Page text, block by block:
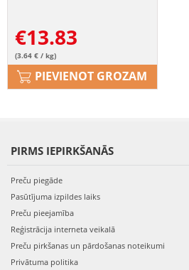
€13.83
(3.64 € / kg)
PIEVIENOT GROZAM
PIRMS IEPIRKŠANĀS
Preču piegāde
Pasūtījuma izpildes laiks
Preču pieejamība
Reģistrācija interneta veikalā
Preču pirkšanas un pārdošanas noteikumi
Privātuma politika